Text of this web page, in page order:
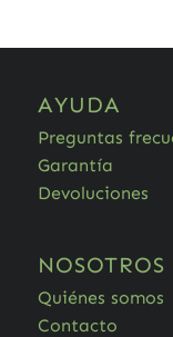
AYUDA
Preguntas
Garantía
Devoluciones
NOSOTROS
Quiénes somos
Contacto